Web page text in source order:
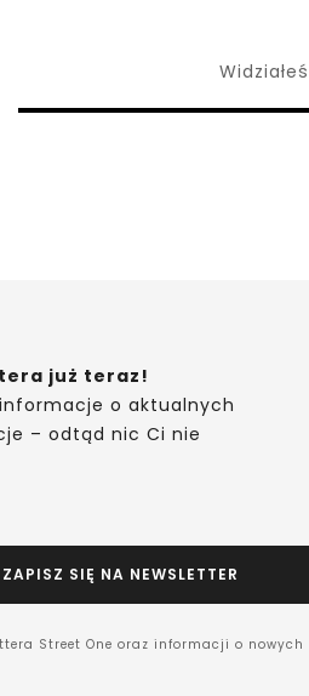
już teraz!
o aktualnych
– odtąd nic Ci nie
ZAPISZ SIĘ NA NEWSLETTER
Street One oraz informacji o nowych